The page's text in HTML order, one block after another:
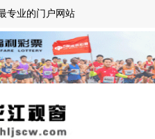
专业的门户网站